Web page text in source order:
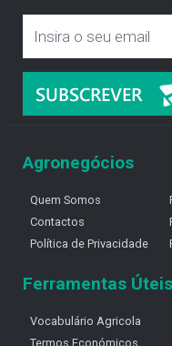
Agronegócios
Quem Somos
Contactos
Política de Privacidade
Ferramentas Úteis
Vocabulário Agricola
Termos Económicos